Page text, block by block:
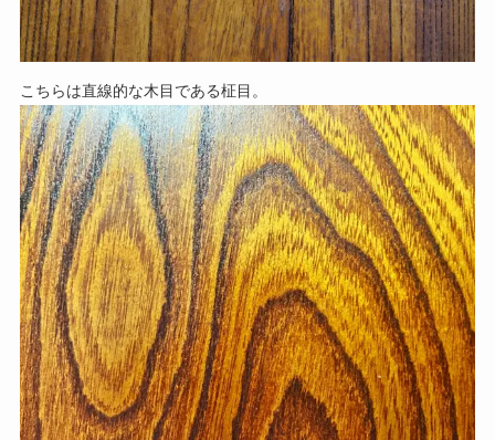
こちらは直線的な木目である柾目。